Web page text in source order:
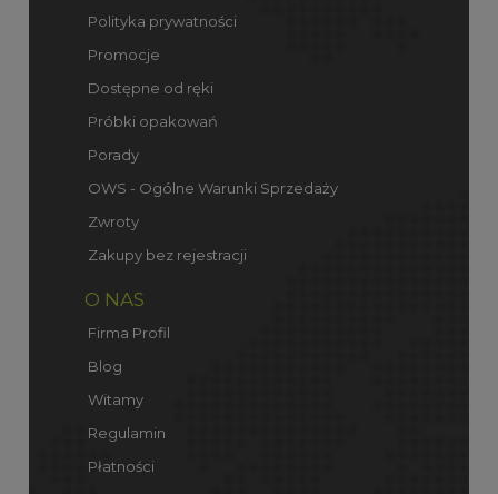
Polityka prywatności
Promocje
Dostępne od ręki
Próbki opakowań
Porady
OWS - Ogólne Warunki Sprzedaży
Zwroty
Zakupy bez rejestracji
O NAS
Firma Profil
Blog
Witamy
Regulamin
Płatności